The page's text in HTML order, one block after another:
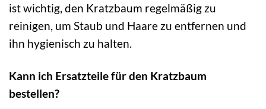
ist wichtig, den Kratzbaum regelmäßig zu
reinigen, um Staub und Haare zu entfernen und
ihn hygienisch zu halten.
Kann ich Ersatzteile für den Kratzbaum
bestellen?